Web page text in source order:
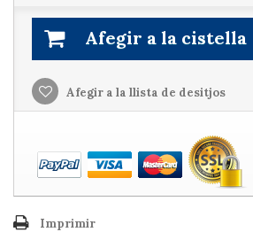
Afegir a la cistella
Afegir a la llista de desitjos
Imprimir